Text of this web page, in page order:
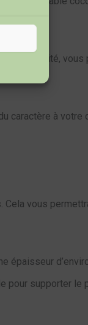
de créativité,
caractère à votre
vous
épaisseur
pour supporter le